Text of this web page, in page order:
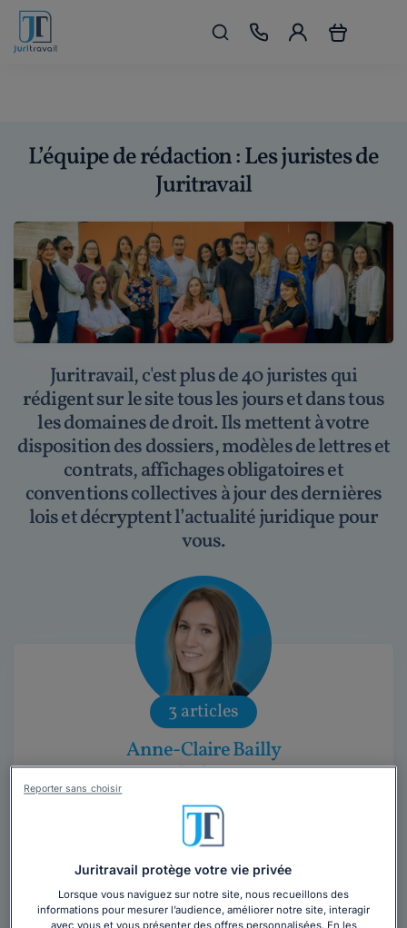
L’équipe de rédaction : Les juristes de
Juritravail
Juritravail, c'est plus de 40 juristes qui
rédigent sur le site tous les jours et dans tous
les domaines de droit. Ils mettent à votre
disposition des dossiers, modèles de lettres et
contrats, affichages obligatoires et
conventions collectives à jour des dernières
lois et décryptent l’actualité juridique pour
vous.
3 articles
Anne-Claire Bailly
Juriste
Présentation :
Juriste référente au Pôle Professionnel de la Société
Française de Protection Juridique, je m'intéresse au
Juritravail protège votre vie privée
Lorsque vous naviguez sur notre site, nous recueillons des
informations pour mesurer l’audience, améliorer notre site, interagir
Reporter sans choisir